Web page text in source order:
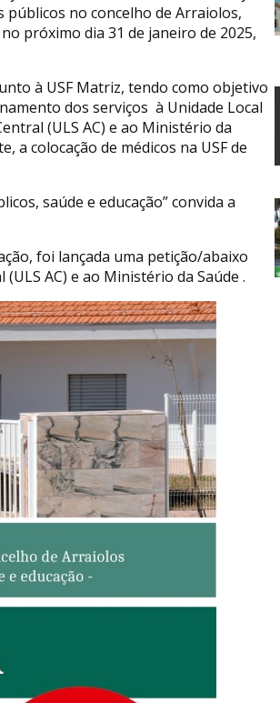
públicos no concelho de Arraiolos,
próximo dia 31 de janeiro de 2025,
à USF Matriz, tendo como objetivo
dos serviços à Unidade Local
(ULS AC) e ao Ministério da
a colocação de médicos na USF de
saúde e educação” convida a
foi lançada uma petição/abaixo
AC) e ao Ministério da Saúde .